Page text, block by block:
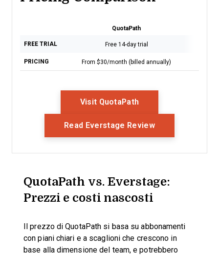
QuotaPath
FREE TRIAL Free 14-day trial
PRICING From $30/month (billed annually)
Visit QuotaPath
Read Everstage ReviewOpens New
QuotaPath vs. Everstage:
Prezzi e costi nascosti
Il prezzo di QuotaPath si basa su abbonamenti
con piani chiari e a scaglioni che crescono in
base alla dimensione del team, e potrebbero